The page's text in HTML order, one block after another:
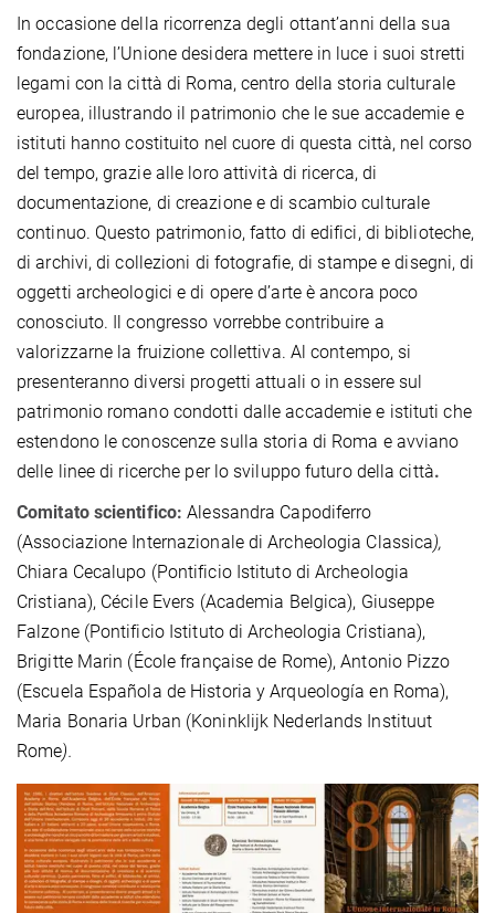
In occasione della ricorrenza degli ottant’anni della sua
fondazione, l’Unione desidera mettere in luce i suoi stretti
legami con la città di Roma, centro della storia culturale
europea, illustrando il patrimonio che le sue accademie e
istituti hanno costituito nel cuore di questa città, nel corso
del tempo, grazie alle loro attività di ricerca, di
documentazione, di creazione e di scambio culturale
continuo. Questo patrimonio, fatto di edifici, di biblioteche,
di archivi, di collezioni di fotografie, di stampe e disegni, di
oggetti archeologici e di opere d’arte è ancora poco
conosciuto. Il congresso vorrebbe contribuire a
valorizzarne la fruizione collettiva. Al contempo, si
presenteranno diversi progetti attuali o in essere sul
patrimonio romano condotti dalle accademie e istituti che
estendono le conoscenze sulla storia di Roma e avviano
delle linee di ricerche per lo sviluppo futuro della città.
Comitato scientifico:Alessandra Capodiferro
(Associazione Internazionale di Archeologia Classica),
Chiara Cecalupo (Pontificio Istituto di Archeologia
Cristiana), Cécile Evers (Academia Belgica), Giuseppe
Falzone (Pontificio Istituto di Archeologia Cristiana),
Brigitte Marin (École française de Rome), Antonio Pizzo
(Escuela Española de Historia y Arqueología en Roma),
Maria Bonaria Urban (Koninklijk Nederlands Instituut
Rome).